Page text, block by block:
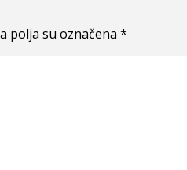
polja su označena *